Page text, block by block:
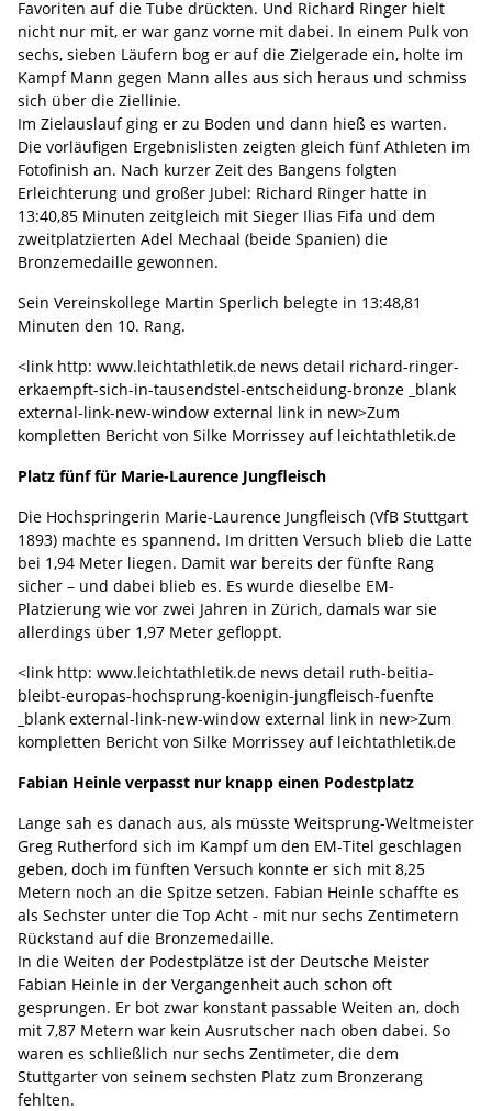
Favoriten auf die Tube drückten. Und Richard Ringer hielt
nicht nur mit, er war ganz vorne mit dabei. In einem Pulk von
sechs, sieben Läufern bog er auf die Zielgerade ein, holte im
Kampf Mann gegen Mann alles aus sich heraus und schmiss
sich über die Ziellinie.
Im Zielauslauf ging er zu Boden und dann hieß es warten.
Die vorläufigen Ergebnislisten zeigten gleich fünf Athleten im
Fotofinish an. Nach kurzer Zeit des Bangens folgten
Erleichterung und großer Jubel: Richard Ringer hatte in
13:40,85 Minuten zeitgleich mit Sieger Ilias Fifa und dem
zweitplatzierten Adel Mechaal (beide Spanien) die
Bronzemedaille gewonnen.
Sein Vereinskollege Martin Sperlich belegte in 13:48,81
Minuten den 10. Rang.
<link http: www.leichtathletik.de news detail richard-ringer-
erkaempft-sich-in-tausendstel-entscheidung-bronze _blank
external-link-new-window external link in new>Zum
kompletten Bericht von Silke Morrissey auf leichtathletik.de
Platz fünf für Marie-Laurence Jungfleisch
Die Hochspringerin Marie-Laurence Jungfleisch (VfB Stuttgart
1893) machte es spannend. Im dritten Versuch blieb die Latte
bei 1,94 Meter liegen. Damit war bereits der fünfte Rang
sicher – und dabei blieb es. Es wurde dieselbe EM-
Platzierung wie vor zwei Jahren in Zürich, damals war sie
allerdings über 1,97 Meter gefloppt.
<link http: www.leichtathletik.de news detail ruth-beitia-
bleibt-europas-hochsprung-koenigin-jungfleisch-fuenfte
_blank external-link-new-window external link in new>Zum
kompletten Bericht von Silke Morrissey auf leichtathletik.de
Fabian Heinle verpasst nur knapp einen Podestplatz
Lange sah es danach aus, als müsste Weitsprung-Weltmeister
Greg Rutherford sich im Kampf um den EM-Titel geschlagen
geben, doch im fünften Versuch konnte er sich mit 8,25
Metern noch an die Spitze setzen. Fabian Heinle schaffte es
als Sechster unter die Top Acht - mit nur sechs Zentimetern
Rückstand auf die Bronzemedaille.
In die Weiten der Podestplätze ist der Deutsche Meister
Fabian Heinle in der Vergangenheit auch schon oft
gesprungen. Er bot zwar konstant passable Weiten an, doch
mit 7,87 Metern war kein Ausrutscher nach oben dabei. So
waren es schließlich nur sechs Zentimeter, die dem
Stuttgarter von seinem sechsten Platz zum Bronzerang
fehlten.